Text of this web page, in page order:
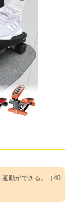
動ができる。（40